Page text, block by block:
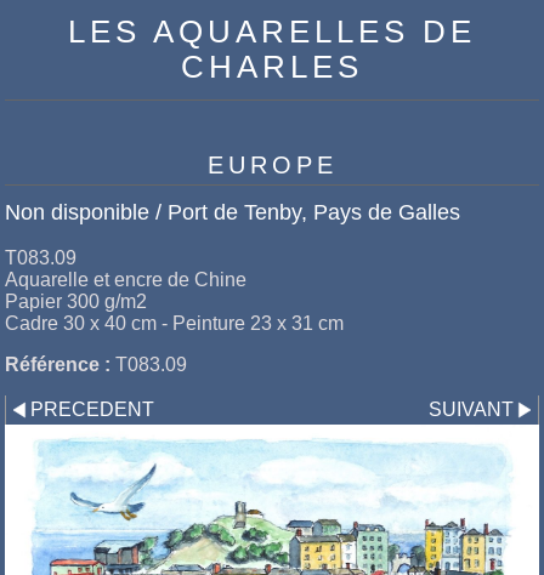
LES AQUARELLES DE
CHARLES
EUROPE
Non disponible / Port de Tenby, Pays de Galles
T083.09
Aquarelle et encre de Chine
Papier 300 g/m2
Cadre 30 x 40 cm - Peinture 23 x 31 cm
Référence : T083.09
PRECEDENT SUIVANT